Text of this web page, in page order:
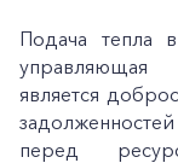
Подача тепла
управляющая
является
перед